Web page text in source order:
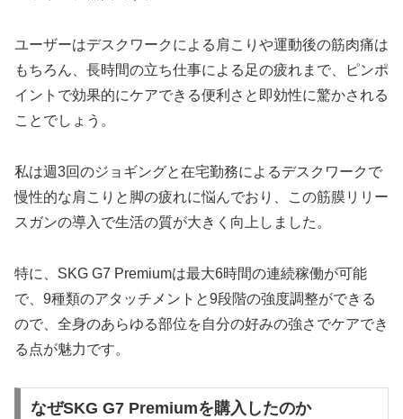
ユーザーはデスクワークによる肩こりや運動後の筋肉痛は
もちろん、長時間の立ち仕事による足の疲れまで、ピンポ
イントで効果的にケアできる便利さと即効性に驚かされる
ことでしょう。
私は週3回のジョギングと在宅勤務によるデスクワークで
慢性的な肩こりと脚の疲れに悩んでおり、この筋膜リリー
スガンの導入で生活の質が大きく向上しました。
特に、SKG G7 Premiumは最大6時間の連続稼働が可能
で、9種類のアタッチメントと9段階の強度調整ができる
ので、全身のあらゆる部位を自分の好みの強さでケアでき
る点が魅力です。
なぜSKG G7 Premiumを購入したのか